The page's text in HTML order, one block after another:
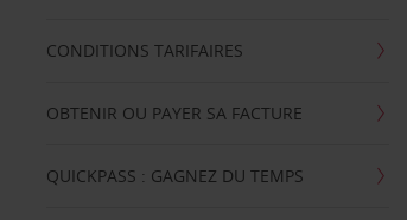
CONDITIONS TARIFAIRES
OBTENIR OU PAYER SA FACTURE
QUICKPASS : GAGNEZ DU TEMPS